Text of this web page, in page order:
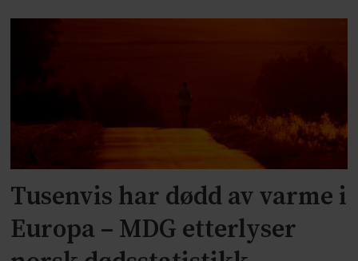
Tusenvis har dødd av varme i
Europa – MDG etterlyser